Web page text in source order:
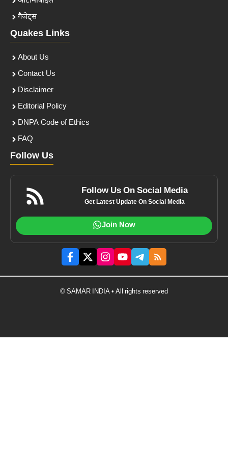
गैजेट्स
Quakes Links
About Us
Contact Us
Disclaimer
Editorial Policy
DNPA Code of Ethics
FAQ
Follow Us
Follow Us On Social Media
Get Latest Update On Social Media
Join Now
© SAMAR INDIA • All rights reserved